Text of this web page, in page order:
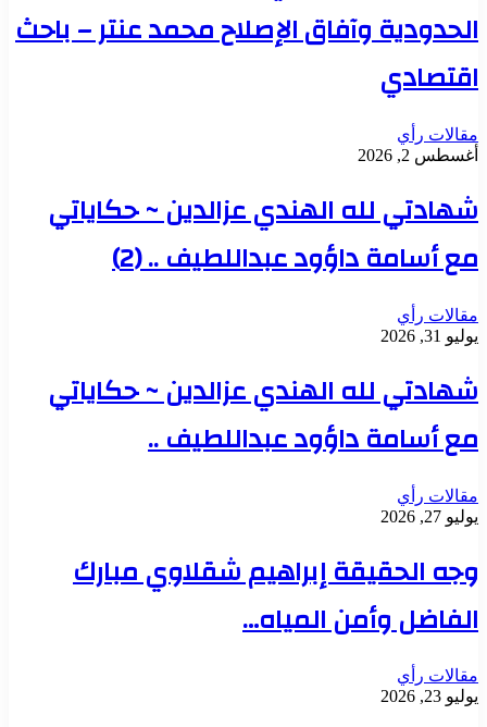
الحدودية وآفاق الإصلاح محمد عنتر – باحث
اقتصادي
مقالات رأي
أغسطس 2, 2026
شهادتي لله الهندي عزالدين ~ حكاياتي
مع أسامة داؤود عبداللطيف .. (2)
مقالات رأي
يوليو 31, 2026
شهادتي لله الهندي عزالدين ~ حكاياتي
مع أسامة داؤود عبداللطيف ..
مقالات رأي
يوليو 27, 2026
وجه الحقيقة إبراهيم شقلاوي مبارك
الفاضل وأمن المياه…
مقالات رأي
يوليو 23, 2026